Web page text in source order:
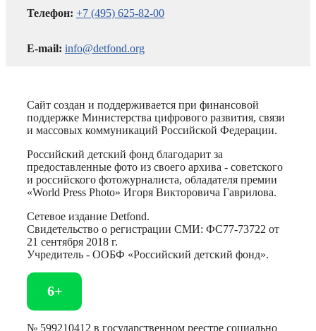
Телефон: +7 (495) 625-82-00
E-mail: info@detfond.org
Сайт создан и поддерживается при финансовой
поддержке Министерства цифрового развития, связи
и массовых коммуникаций Российской Федерации.
Российский детский фонд благодарит за
предоставленные фото из своего архива - советского
и российского фотожурналиста, обладателя премии
«World Press Photo» Игоря Викторовича Гаврилова.
Сетевое издание Detfond.
Свидетельство о регистрации СМИ: ФС77-73722 от
21 сентября 2018 г.
Учредитель - ООБФ «Российский детский фонд».
6+
№ 599210412 в государственном реестре социально